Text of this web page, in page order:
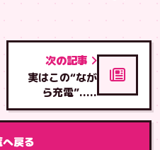
へ戻る
次の記事
実はこの“なが
ら充電”.....